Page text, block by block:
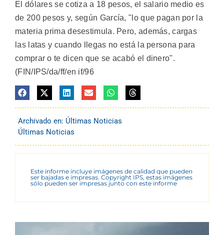
El dólares se cotiza a 18 pesos, el salario medio es
de 200 pesos y, según García, "lo que pagan por la
materia prima desestimula. Pero, además, cargas
las latas y cuando llegas no está la persona para
comprar o te dicen que se acabó el dinero".
(FIN/IPS/da/ff/en if/96
Archivado en: Últimas Noticias
Últimas Noticias
Este informe incluye imágenes de calidad que pueden
ser bajadas e impresas. Copyright IPS, estas imágenes
sólo pueden ser impresas junto con este informe